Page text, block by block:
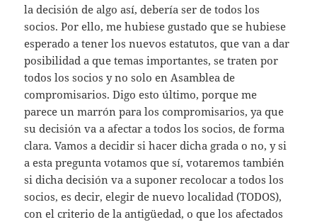
la decisión de algo así, debería ser de todos los
socios. Por ello, me hubiese gustado que se hubiese
esperado a tener los nuevos estatutos, que van a dar
posibilidad a que temas importantes, se traten por
todos los socios y no solo en Asamblea de
compromisarios. Digo esto último, porque me
parece un marrón para los compromisarios, ya que
su decisión va a afectar a todos los socios, de forma
clara. Vamos a decidir si hacer dicha grada o no, y si
a esta pregunta votamos que sí, votaremos también
si dicha decisión va a suponer recolocar a todos los
socios, es decir, elegir de nuevo localidad (TODOS),
con el criterio de la antigüedad, o que los afectados